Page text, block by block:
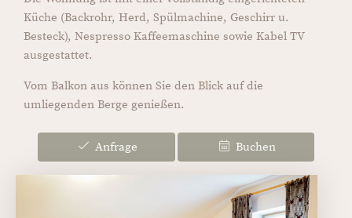
Küche (Backrohr, Herd, Spülmachine, Geschirr u.
Besteck), Nespresso Kaffeemaschine sowie Kabel TV
ausgestattet.
Vom Balkon aus können Sie den Blick auf die
umliegenden Berge genießen.
Anfrage Buchen